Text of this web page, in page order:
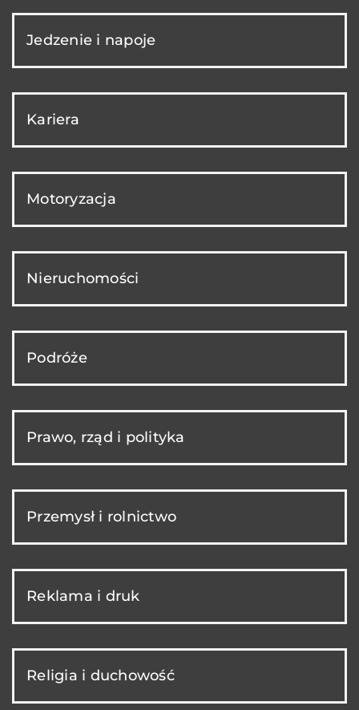
Jedzenie i napoje
Kariera
Motoryzacja
Nieruchomości
Podróże
Prawo, rząd i polityka
Przemysł i rolnictwo
Reklama i druk
Religia i duchowość